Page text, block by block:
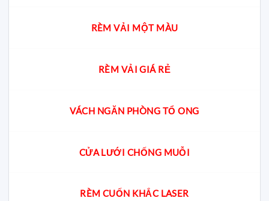
RÈM VẢI MỘT MÀU
RÈM VẢI GIÁ RẺ
VÁCH NGĂN PHÒNG TỔ ONG
CỬA LƯỚI CHỐNG MUỖI
RÈM CUỐN KHẮC LASER